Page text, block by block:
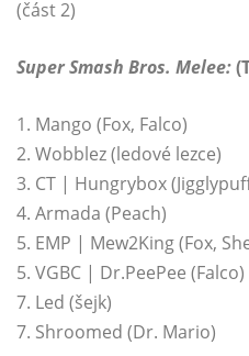
(část 2)
Super Smash Bros. Melee:
1. Mango (Fox, Falco)
2. Wobblez (ledové lezce)
3. CT | Hungrybox
4. Armada (Peach)
5. EMP | Mew2King (Fox,
5. VGBC | Dr.PeePee (Falco)
7. Led (šejk)
7. Shroomed (Dr. Mario)